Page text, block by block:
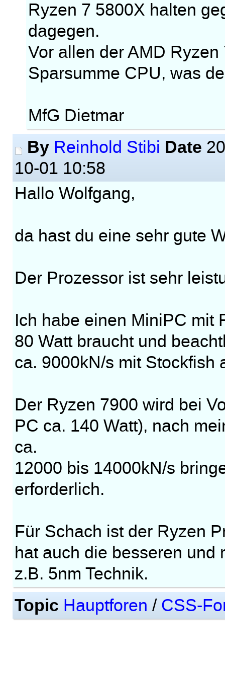
Ryzen 7 5800X halten
dagegen.
Vor allen der AMD
Sparsumme CPU, was
MfG Dietmar
By Reinhold Stibi Date
10-01 10:58
Hallo Wolfgang,
da hast du eine sehr gute
Der Prozessor ist sehr
Ich habe einen MiniPC mit
80 Watt braucht und
ca. 9000kN/s mit Stockfish
Der Ryzen 7900 wird bei
PC ca. 140 Watt), nach
ca.
12000 bis 14000kN/s
erforderlich.
Für Schach ist der Ryzen
hat auch die besseren und
z.B. 5nm Technik.
Topic Hauptforen / CSS-